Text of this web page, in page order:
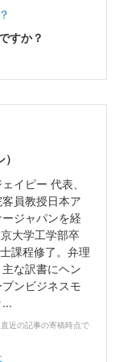
すか？
イピー 代表、
員教授日本ア
ジャパンを経
大学工学部卒
課程修了。弁理
な訳書にヘン
ンビジネスモ
近の記事の寄稿時点で